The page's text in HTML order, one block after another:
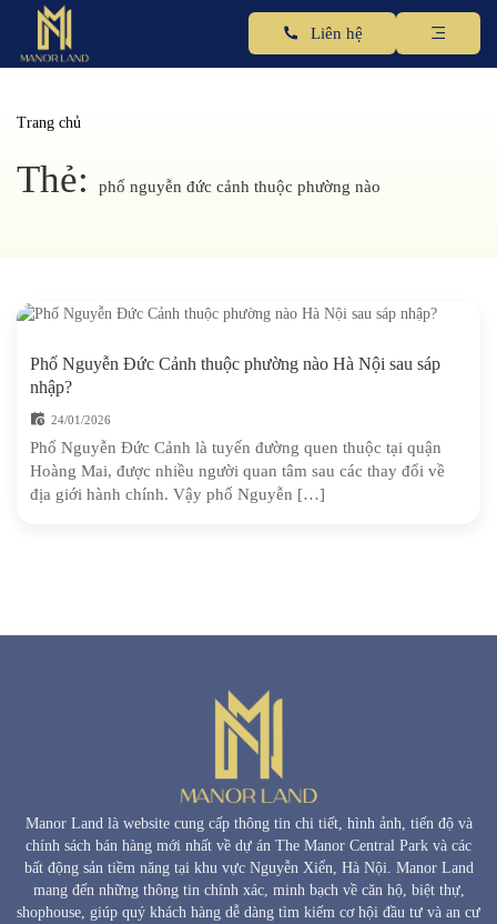
Liên hệ
Trang chủ
Thẻ: phố nguyễn đức cảnh thuộc phường nào
Phố Nguyễn Đức Cảnh thuộc phường nào Hà Nội sau sáp
nhập?
24/01/2026
Phố Nguyễn Đức Cảnh là tuyến đường quen thuộc tại quận
Hoàng Mai, được nhiều người quan tâm sau các thay đổi về
địa giới hành chính. Vậy phố Nguyễn […]
Manor Land là website cung cấp thông tin chi tiết, hình ảnh, tiến độ và
chính sách bán hàng mới nhất về dự án The Manor Central Park và các
bất động sản tiềm năng tại khu vực Nguyễn Xiển, Hà Nội. Manor Land
mang đến những thông tin chính xác, minh bạch về căn hộ, biệt thự,
shophouse, giúp quý khách hàng dễ dàng tìm kiếm cơ hội đầu tư và an cư